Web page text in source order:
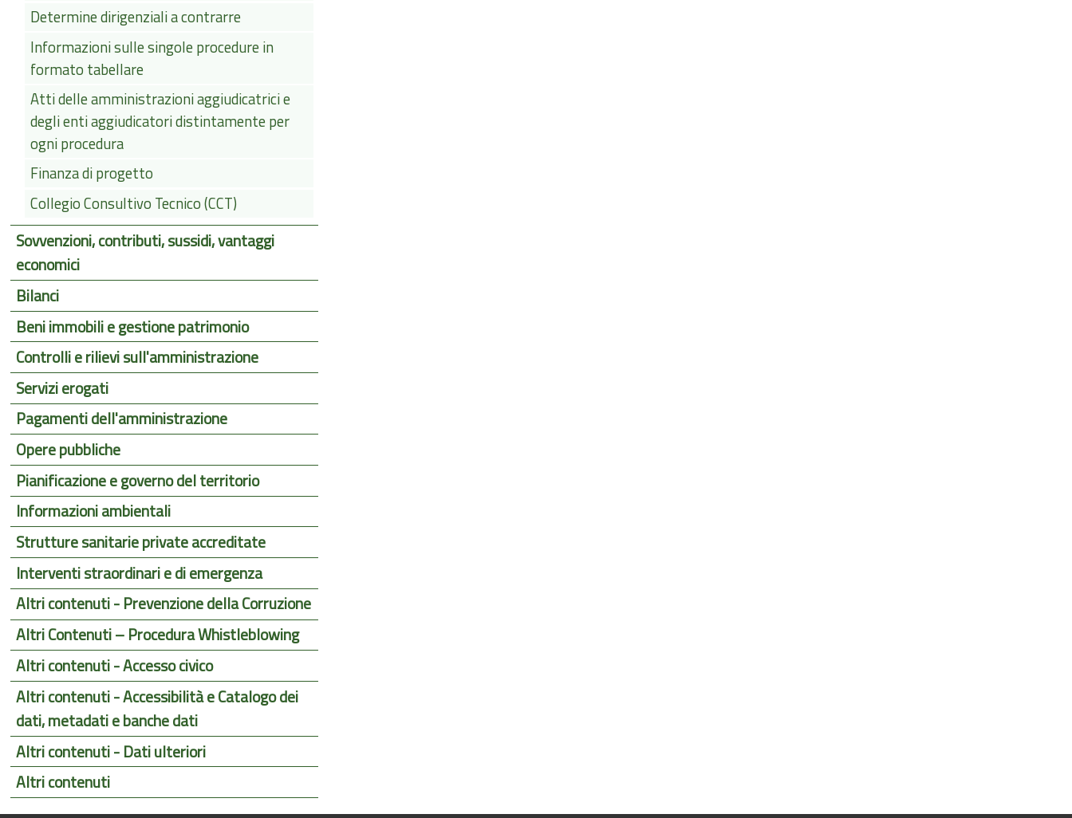
Determine dirigenziali a contrarre
Informazioni sulle singole procedure in
formato tabellare
Atti delle amministrazioni aggiudicatrici e
degli enti aggiudicatori distintamente per
ogni procedura
Finanza di progetto
Collegio Consultivo Tecnico (CCT)
Sovvenzioni, contributi, sussidi, vantaggi
economici
Bilanci
Beni immobili e gestione patrimonio
Controlli e rilievi sull'amministrazione
Servizi erogati
Pagamenti dell'amministrazione
Opere pubbliche
Pianificazione e governo del territorio
Informazioni ambientali
Strutture sanitarie private accreditate
Interventi straordinari e di emergenza
Altri contenuti - Prevenzione della Corruzione
Altri Contenuti – Procedura Whistleblowing
Altri contenuti - Accesso civico
Altri contenuti - Accessibilità e Catalogo dei
dati, metadati e banche dati
Altri contenuti - Dati ulteriori
Altri contenuti